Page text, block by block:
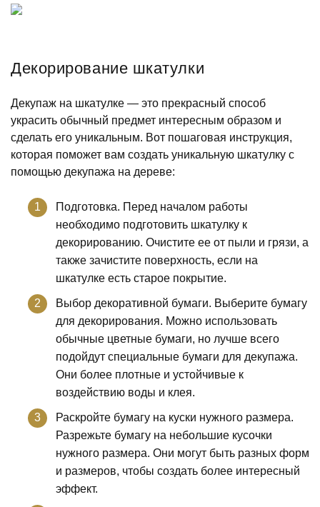
Декорирование шкатулки
Декупаж на шкатулке — это прекрасный способ
украсить обычный предмет интересным образом и
сделать его уникальным. Вот пошаговая инструкция,
которая поможет вам создать уникальную шкатулку с
помощью декупажа на дереве:
Подготовка. Перед началом работы
необходимо подготовить шкатулку к
декорированию. Очистите ее от пыли и грязи, а
также зачистите поверхность, если на
шкатулке есть старое покрытие.
Выбор декоративной бумаги. Выберите бумагу
для декорирования. Можно использовать
обычные цветные бумаги, но лучше всего
подойдут специальные бумаги для декупажа.
Они более плотные и устойчивые к
воздействию воды и клея.
Раскройте бумагу на куски нужного размера.
Разрежьте бумагу на небольшие кусочки
нужного размера. Они могут быть разных форм
и размеров, чтобы создать более интересный
эффект.